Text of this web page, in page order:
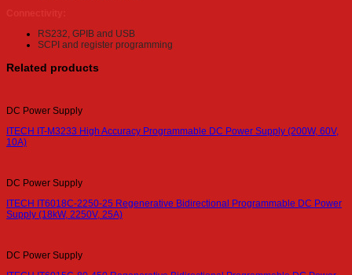
RS232, GPIB and USB
SCPI and register programming
Related products
DC Power Supply
ITECH IT-M3233 High Accuracy Programmable DC Power Supply (200W, 60V,
10A)
DC Power Supply
ITECH IT6018C-2250-25 Regenerative Bidirectional Programmable DC Power
Supply (18kW, 2250V, 25A)
DC Power Supply